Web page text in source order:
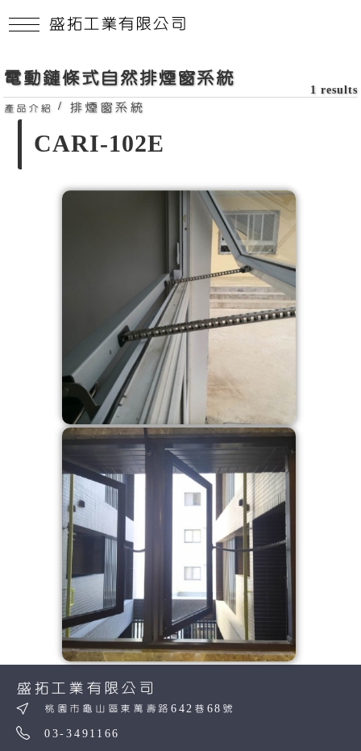
電動鏈條式自然排煙窗系統
1 results
產品介紹 / 排煙窗系統
CARI-102E
盛拓工業有限公司
桃園市龜山區東萬壽路642巷68號
03-3491166
盛拓工業有限公司